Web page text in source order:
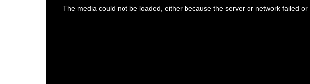
The media could not be loaded, either because the server or network failed or